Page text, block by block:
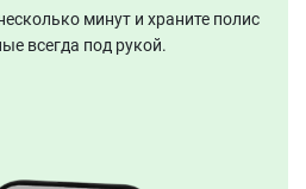
минут и храните полис
всегда под рукой.